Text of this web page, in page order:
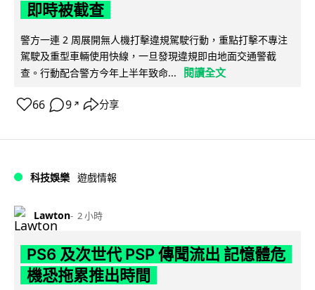
即時被截查
警方一連 2 周展開無人機打擊違規駕駛行動，重點打擊不專注
駕駛及重型車輛使用快線，一旦發現違規即由地面交通警截
查。行動配合警方今年上半年致命...
閱讀全文
66 9 ↗ 分享
科技娛樂 遊戲情報
Lawton 2 小時
PS6 及次世代 PSP 傳聞流出 記憶體危
機恐拖累推出時間